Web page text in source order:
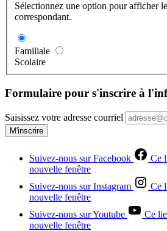
Sélectionnez une option pour afficher
correspondant.
Familiale
Scolaire
Formulaire pour s'inscrire à
Saisissez votre adresse courriel
M'inscrire
Suivez-nous sur Facebook
Ce
nouvelle fenêtre
Suivez-nous sur Instagram
Ce
nouvelle fenêtre
Suivez-nous sur Youtube
Ce
nouvelle fenêtre